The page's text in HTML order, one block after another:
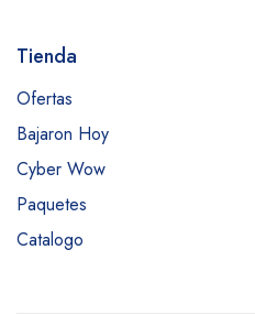
Tienda
Ofertas
Bajaron Hoy
Cyber Wow
Paquetes
Catalogo